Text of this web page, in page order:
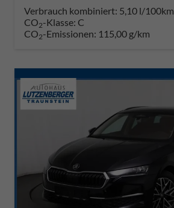
Verbrauch kombiniert: 5,10 l/100km
CO2-Klasse: C
CO2-Emissionen: 115,00 g/km